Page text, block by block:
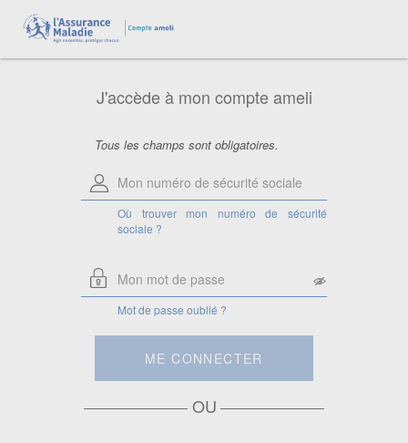
J'accède à mon compte ameli
Tous les champs sont obligatoires.
Où trouver mon numéro de sécurité
sociale ?
sociale
Saisissez votre numéro de sécurité
Attention, si vous êtes ayant droit,
saisissez le numéro de sécurité sociale
rattaché.
Mot de passe oublié ?
ME CONNECTER
OU